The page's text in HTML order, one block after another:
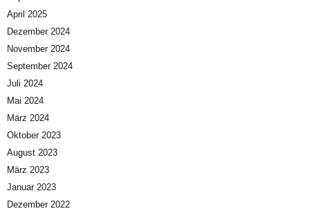
April 2025
Dezember 2024
November 2024
September 2024
Juli 2024
Mai 2024
März 2024
Oktober 2023
August 2023
März 2023
Januar 2023
Dezember 2022